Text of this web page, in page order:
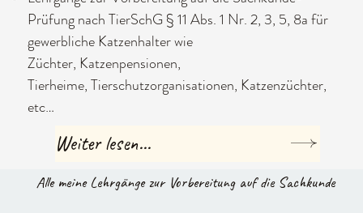
Prüfung nach TierSchG § 11 Abs. 1 Nr. 2, 3, 5, 8a für
gewerbliche Katzenhalter wie
Züchter, Katzenpensionen,
Tierheime, Tierschutzorganisationen, Katzenzüchter,
etc…
Weiter lesen...
Alle meine Lehrgänge zur Vorbereitung auf die Sachkunde